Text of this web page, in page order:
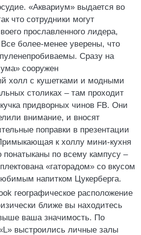
«Аквариум» выдается во
что сотрудники могут
прославленного лидера,
более-менее уверены, что
Сразу на
сооружен
холл с кушетками и модными
столиках – там проходит
придворных чинов FB. Они
внимание, и вносят
поправки в презентации
к холлу мини-кухня
понатыканы по всему кампусу –
«гаторадом» со вкусом
напитком Цукерберга.
географическое расположение
ближе вы находитесь
ваша значимость. По
выстроились личные залы